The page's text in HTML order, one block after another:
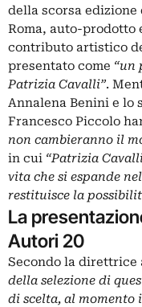
della scorsa
Roma, auto-prodotto
contributo artistico
presentato come “un
Patrizia Cavalli”.
Annalena Benini e lo
Francesco Piccolo
non cambieranno il
in cui “Patrizia
vita che si espande
restituisce la
La
Autori 20
Secondo la direttrice
della selezione di
di scelta, al momento